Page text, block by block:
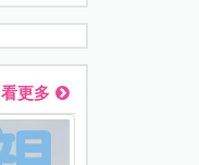
看更多